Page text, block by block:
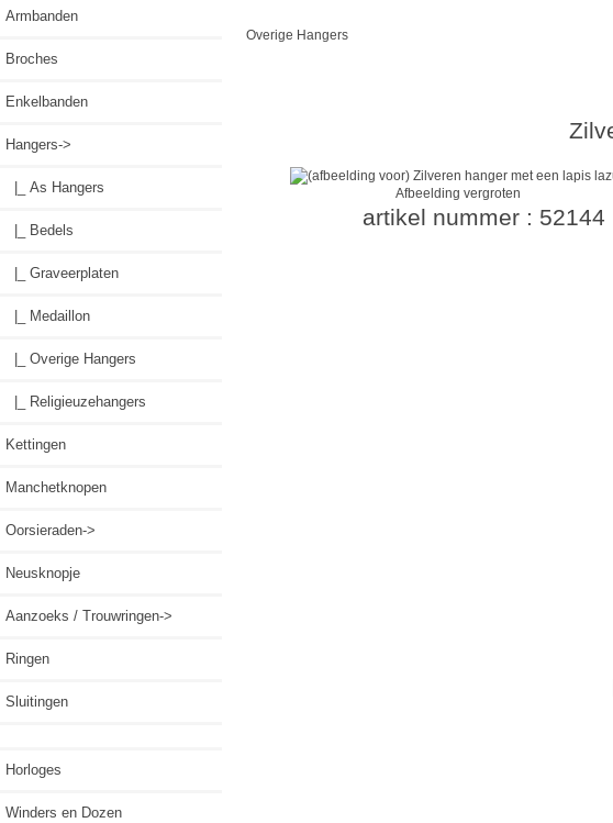
Armbanden
Broches
Enkelbanden
Hangers->
|_ As Hangers
|_ Bedels
|_ Graveerplaten
|_ Medaillon
|_ Overige Hangers
|_ Religieuzehangers
Kettingen
Manchetknopen
Oorsieraden->
Neusknopje
Aanzoeks / Trouwringen->
Ringen
Sluitingen
Horloges
Winders en Dozen
Overige Hangers
Afbeelding vergroten
artikel nummer : 52144